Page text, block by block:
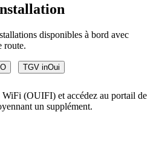
disponibles à bord avec
route.
TGV inOui
WiFi (OUIFI) et accédez au portail de
un supplément.